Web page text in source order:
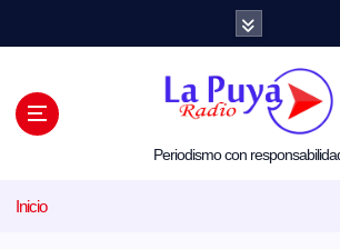
l
Periodismo con
Inicio